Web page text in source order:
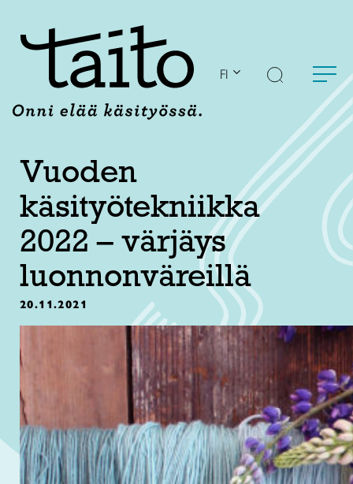
FI
Vuoden
käsityötekniikka
2022 – värjäys
luonnonväreillä
20.11.2021